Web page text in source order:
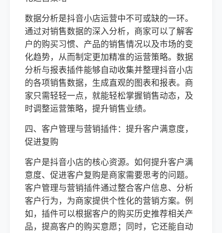
数据分析是抖音小店运营中不可或缺的一环。
通过对销售数据的深入分析，商家可以了解客
户的购买习惯、产品的销售情况以及市场的变
化趋势，从而制定更加精准的运营策略。数据
分析与报表插件能够自动收集并整理抖音小店
的各项销售数据，生成直观的图表和报表。商
家只需轻轻一点，就能轻松掌握销售动态，及
时调整运营策略，提升销售业绩。
四、客户管理与营销插件：提升客户满意度，
促进复购
客户是抖音小店的核心资源。如何提升客户满
意度、促进客户复购是商家需要思考的问题。
客户管理与营销插件通过整合客户信息、分析
客户行为，为商家提供个性化的营销方案。例
如，插件可以根据客户的购买历史推荐相关产
品，提高客户的购买意愿；同时，它还能自动